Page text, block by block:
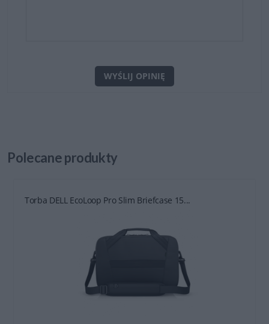
WYŚLIJ OPINIĘ
Polecaneprodukty
Torba DELL EcoLoop Pro Slim Briefcase 15...